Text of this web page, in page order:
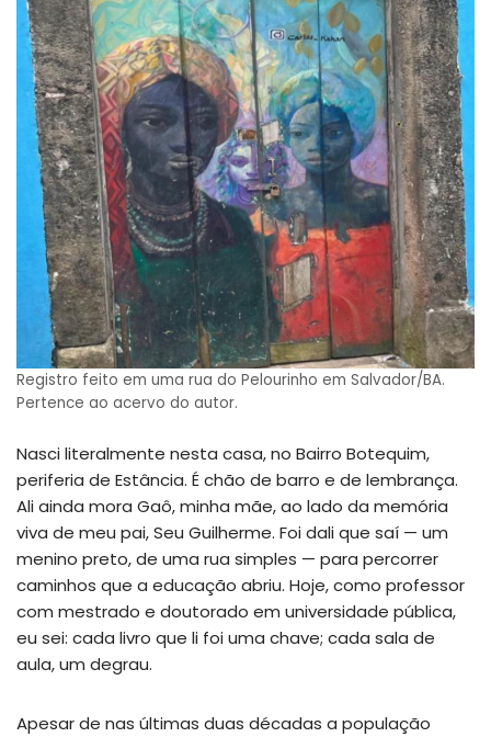
Registro feito em uma rua do Pelourinho em Salvador/BA.
Pertence ao acervo do autor.
Nasci literalmente nesta casa, no Bairro Botequim,
periferia de Estância. É chão de barro e de lembrança.
Ali ainda mora Gaô, minha mãe, ao lado da memória
viva de meu pai, Seu Guilherme. Foi dali que saí — um
menino preto, de uma rua simples — para percorrer
caminhos que a educação abriu. Hoje, como professor
com mestrado e doutorado em universidade pública,
eu sei: cada livro que li foi uma chave; cada sala de
aula, um degrau.
Apesar de nas últimas duas décadas a população